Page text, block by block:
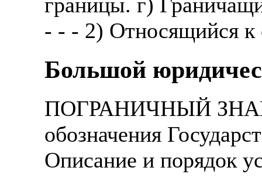
- - - 2) Относящийся к
Большой
ПОГРАНИЧНЫЙ ЗНАК
обозначения
Описание и порядок